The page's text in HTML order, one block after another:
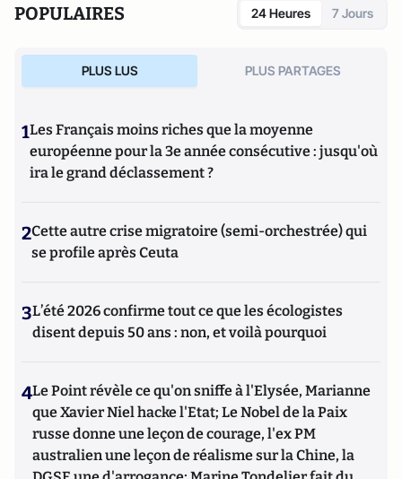
POPULAIRES 24 Heures 7 Jours
PLUS LUS PLUS PARTAGES
1Les Français moins riches que la moyenne
européenne pour la 3e année consécutive : jusqu'où
ira le grand déclassement ?
2Cette autre crise migratoire (semi-orchestrée) qui
se profile après Ceuta
3L’été 2026 confirme tout ce que les écologistes
disent depuis 50 ans : non, et voilà pourquoi
4Le Point révèle ce qu'on sniffe à l'Elysée, Marianne
que Xavier Niel hacke l'Etat; Le Nobel de la Paix
russe donne une leçon de courage, l'ex PM
australien une leçon de réalisme sur la Chine, la